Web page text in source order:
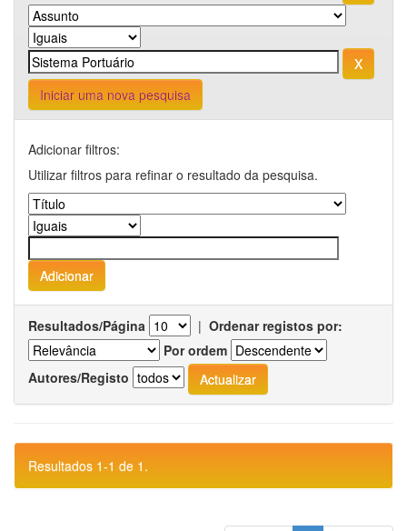
Iniciar uma nova pesquisa
Adicionar filtros:
Utilizar filtros para refinar o resultado da pesquisa.
Resultados/Página | Ordenar registos por:
Por ordem
Autores/Registo
Resultados 1-1 de 1.